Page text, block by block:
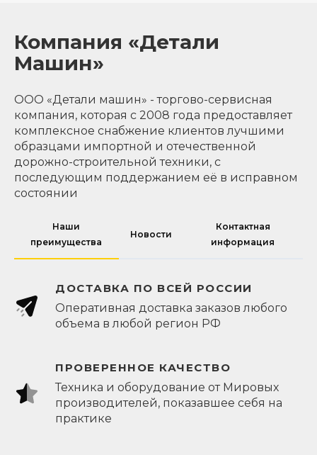
Компания «Детали
Машин»
ООО «Детали машин» - торгово-сервисная
компания, которая с 2008 года предоставляет
комплексное снабжение клиентов лучшими
образцами импортной и отечественной
дорожно-строительной техники, с
последующим поддержанием её в исправном
состоянии
Наши
преимущества
Новости
Контактная
информация
ДОСТАВКА ПО ВСЕЙ РОССИИ
Оперативная доставка заказов любого
объема в любой регион РФ
ПРОВЕРЕННОЕ КАЧЕСТВО
Техника и оборудование от Мировых
производителей, показавшее себя на
практике